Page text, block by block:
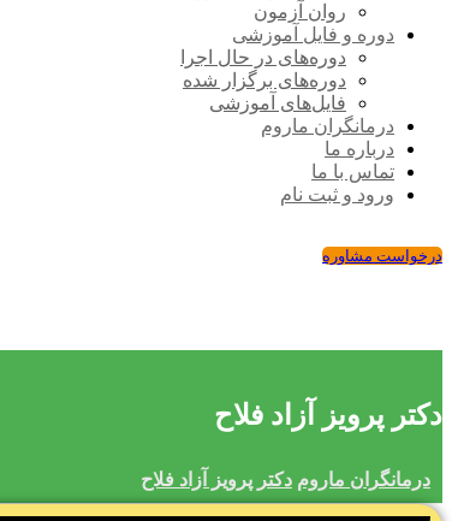
روان آزمون
دوره و فایل آموزشی
دوره‌های در حال اجرا
دوره‌های برگزار شده
فایل‌های آموزشی
درمانگران ماروم
درباره ما
تماس با ما
ورود و ثبت نام
درخواست مشاوره
دکتر پرویز آزاد فلاح
درمانگران ماروم دکتر پرویز آزاد فلاح